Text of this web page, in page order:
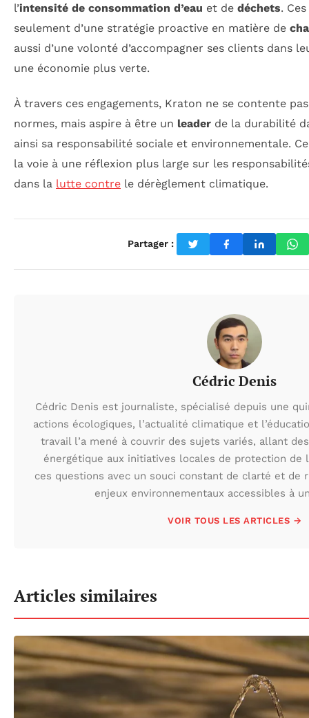
l’intensité de consommation d’eau et de déchets.
seulement d’une stratégie proactive en matière de
aussi d’une volonté d’accompagner ses clients dans
une économie plus verte.
À travers ces engagements, Kraton ne se contente
normes, mais aspire à être un leader de la durabilité
ainsi sa responsabilité sociale et environnementale.
la voie à une réflexion plus large sur les
dans la lutte contre le dérèglement climatique.
Partager :
Cédric Denis
Cédric Denis est journaliste, spécialisé depuis une
actions écologiques, l’actualité climatique et
travail l’a mené à couvrir des sujets variés, allant
énergétique aux initiatives locales de protection de
ces questions avec un souci constant de clarté et de
enjeux environnementaux accessibles à
VOIR TOUS LES ARTICLES →
Articles similaires